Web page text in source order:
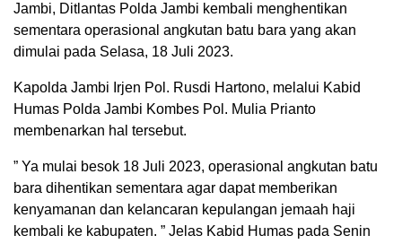
Jambi, Ditlantas Polda Jambi kembali menghentikan
sementara operasional angkutan batu bara yang akan
dimulai pada Selasa, 18 Juli 2023.
Kapolda Jambi Irjen Pol. Rusdi Hartono, melalui Kabid
Humas Polda Jambi Kombes Pol. Mulia Prianto
membenarkan hal tersebut.
” Ya mulai besok 18 Juli 2023, operasional angkutan batu
bara dihentikan sementara agar dapat memberikan
kenyamanan dan kelancaran kepulangan jemaah haji
kembali ke kabupaten. ” Jelas Kabid Humas pada Senin